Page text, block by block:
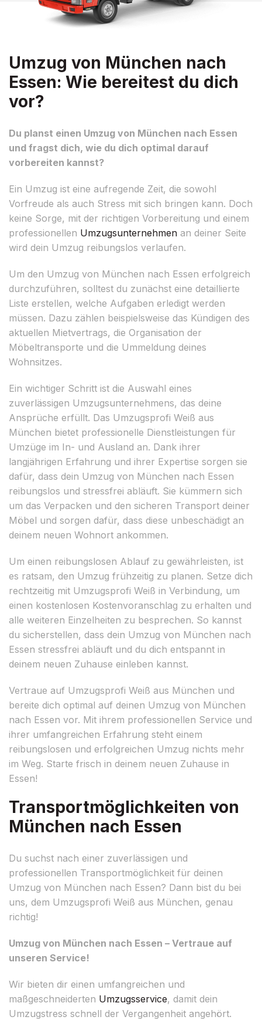
Umzug von München nach
Essen: Wie bereitest du dich
vor?
Du planst einen Umzug von München nach Essen
und fragst dich, wie du dich optimal darauf
vorbereiten kannst?
Ein Umzug ist eine aufregende Zeit, die sowohl
Vorfreude als auch Stress mit sich bringen kann. Doch
keine Sorge, mit der richtigen Vorbereitung und einem
professionellen Umzugsunternehmen an deiner Seite
wird dein Umzug reibungslos verlaufen.
Um den Umzug von München nach Essen erfolgreich
durchzuführen, solltest du zunächst eine detaillierte
Liste erstellen, welche Aufgaben erledigt werden
müssen. Dazu zählen beispielsweise das Kündigen des
aktuellen Mietvertrags, die Organisation der
Möbeltransporte und die Ummeldung deines
Wohnsitzes.
Ein wichtiger Schritt ist die Auswahl eines
zuverlässigen Umzugsunternehmens, das deine
Ansprüche erfüllt. Das Umzugsprofi Weiß aus
München bietet professionelle Dienstleistungen für
Umzüge im In- und Ausland an. Dank ihrer
langjährigen Erfahrung und ihrer Expertise sorgen sie
dafür, dass dein Umzug von München nach Essen
reibungslos und stressfrei abläuft. Sie kümmern sich
um das Verpacken und den sicheren Transport deiner
Möbel und sorgen dafür, dass diese unbeschädigt an
deinem neuen Wohnort ankommen.
Um einen reibungslosen Ablauf zu gewährleisten, ist
es ratsam, den Umzug frühzeitig zu planen. Setze dich
rechtzeitig mit Umzugsprofi Weiß in Verbindung, um
einen kostenlosen Kostenvoranschlag zu erhalten und
alle weiteren Einzelheiten zu besprechen. So kannst
du sicherstellen, dass dein Umzug von München nach
Essen stressfrei abläuft und du dich entspannt in
deinem neuen Zuhause einleben kannst.
Vertraue auf Umzugsprofi Weiß aus München und
bereite dich optimal auf deinen Umzug von München
nach Essen vor. Mit ihrem professionellen Service und
ihrer umfangreichen Erfahrung steht einem
reibungslosen und erfolgreichen Umzug nichts mehr
im Weg. Starte frisch in deinem neuen Zuhause in
Essen!
Transportmöglichkeiten von
München nach Essen
Du suchst nach einer zuverlässigen und
professionellen Transportmöglichkeit für deinen
Umzug von München nach Essen? Dann bist du bei
uns, dem Umzugsprofi Weiß aus München, genau
richtig!
Umzug von München nach Essen – Vertraue auf
unseren Service!
Wir bieten dir einen umfangreichen und
maßgeschneiderten Umzugsservice, damit dein
Umzugstress schnell der Vergangenheit angehört.